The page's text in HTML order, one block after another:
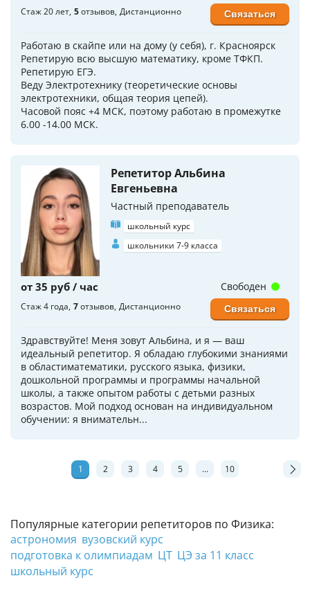
Популярные категории репетиторов по Физика:
астрономия вузовский курс
подготовка к олимпиадам ЦТ ЦЭ за 11 класс
школьный курс
Стаж 20 лет 5отзывов Дистанционно
Работаю в скайпе или на дому (у себя), г. Красноярск
Репетирую всю высшую математику, кроме ТФКП.
Репетирую ЕГЭ.
Веду Электротехнику (теоретические основы
электротехники, общая теория цепей).
Часовой пояс +4 МСК, поэтому работаю в промежутке
6.00 -14.00 МСК.
Связаться
Репетитор Альбина
Евгеньевна
Частный преподаватель
школьный курс
школьники 7-9 класса
от 35 руб / час
Стаж 4 года 7отзывов Дистанционно
Здравствуйте! Меня зовут Альбина, и я — ваш
идеальный репетитор. Я обладаю глубокими знаниями
в областиматематики, русского языка, физики,
дошкольной программы и программы начальной
школы, а также опытом работы с детьми разных
возрастов. Мой подход основан на индивидуальном
обучении: я внимательн...
Свободен
Связаться
1 2 3 4 5 ... 10